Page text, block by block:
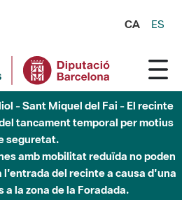
CA ES
- Sant Miquel del Fai - El recinte
tancament temporal per motius
seguretat.
amb mobilitat reduïda no poden
l'entrada del recinte a causa d'una
a la zona de la Foradada.